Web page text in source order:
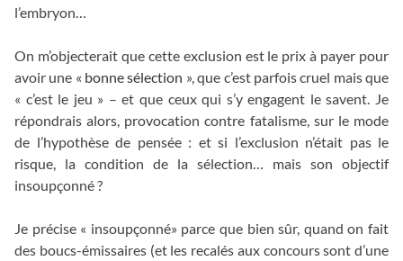
l’embryon…
On m’objecterait que cette exclusion est le prix à payer pour
avoir une « bonne sélection », que c’est parfois cruel mais que
« c’est le jeu » – et que ceux qui s’y engagent le savent. Je
répondrais alors, provocation contre fatalisme, sur le mode
de l’hypothèse de pensée : et si l’exclusion n’était pas le
risque, la condition de la sélection… mais son objectif
insoupçonné ?
Je précise « insoupçonné» parce que bien sûr, quand on fait
des boucs-émissaires (et les recalés aux concours sont d’une